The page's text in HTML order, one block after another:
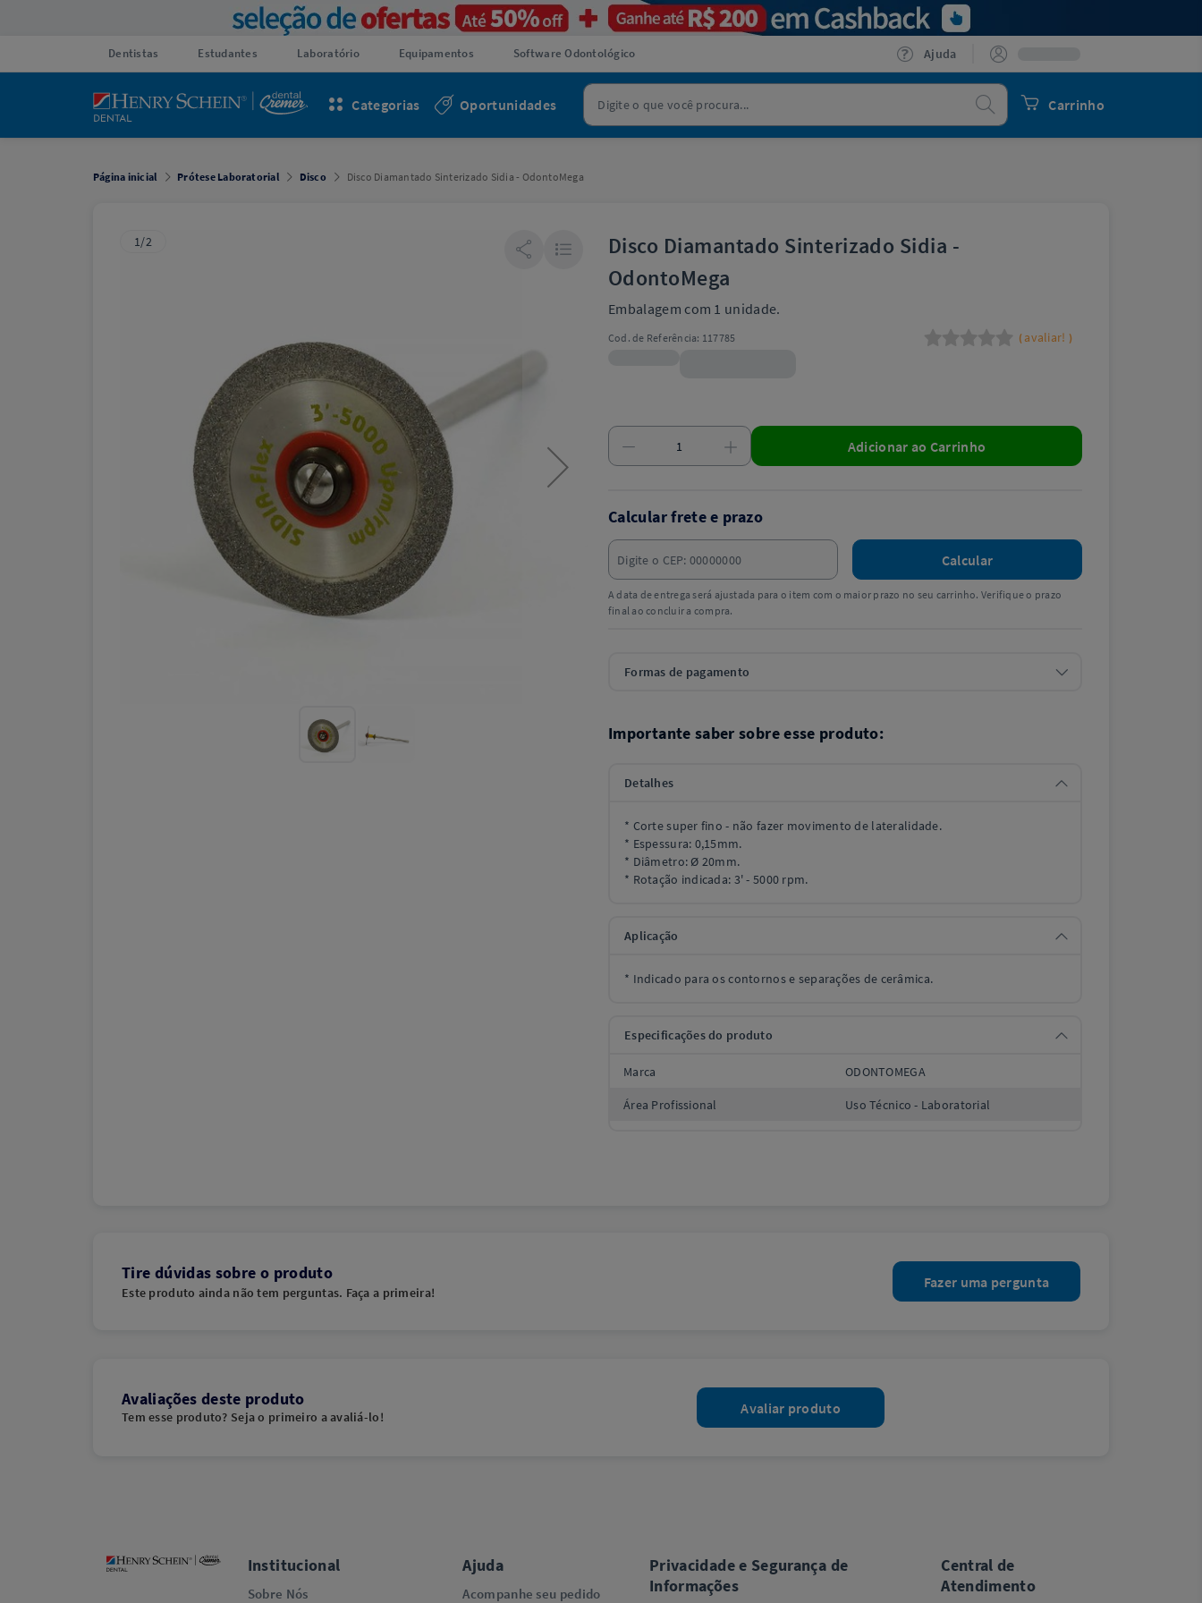
Dentistas Estudantes Laboratório Equipamentos Software Odontológico Ajuda
Carrinho
Procurar
Oportunidades
Categorias
Página inicial Prótese Laboratorial Disco Disco Diamantado Sinterizado Sidia - OdontoMega
1/2
Disco Diamantado Sinterizado Sidia -
OdontoMega
Embalagem com 1 unidade.
Cod. de Referência: 117785 ( avaliar! )
Adicionar ao Carrinho
Calcular frete e prazo
Calcular
A data de entrega será ajustada para o item com o maior prazo no seu carrinho. Verifique o prazo
final ao concluir a compra.
Formas de pagamento
Importante saber sobre esse produto:
Detalhes
* Corte super fino - não fazer movimento de lateralidade.
* Espessura: 0,15mm.
* Diâmetro: Ø 20mm.
* Rotação indicada: 3' - 5000 rpm.
Aplicação
* Indicado para os contornos e separações de cerâmica.
Especificações do produto
Marca ODONTOMEGA
Área Profissional Uso Técnico - Laboratorial
Tire dúvidas sobre o produto
Este produto ainda não tem perguntas. Faça a primeira!
Fazer uma pergunta
Avaliações deste produto
Tem esse produto? Seja o primeiro a avaliá-lo!
Avaliar produto
Institucional
Sobre Nós
Ajuda
Acompanhe seu pedido
Privacidade e Segurança de
Informações
Central de
Atendimento